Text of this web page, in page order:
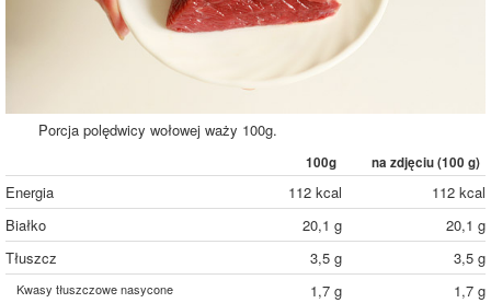
Porcja polędwicy wołowej waży 100g.
100g na zdjęciu (100 g)
Energia 112 kcal
112 kcal
Białko
20,1 g
20,1 g
Tłuszcz
3,5 g 3,5 g
Kwasy tłuszczowe nasycone 1,7 g
1,7 g